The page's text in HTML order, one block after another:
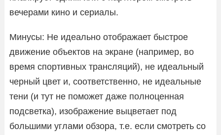
вечерами кино и сериалы.
Минусы: Не идеально отображает быстрое
движение объектов на экране (например, во
время спортивных трансляций), не идеальный
черный цвет и, соответственно, не идеальные
тени (и тут не поможет даже полноценная
подсветка), изображение выцветает под
большими углами обзора, т.е. если смотреть со